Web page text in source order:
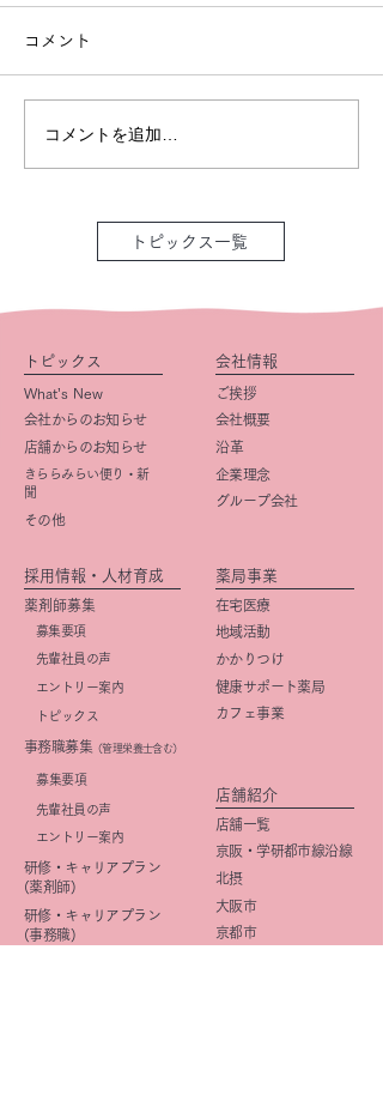
コメント
コメントを追加…
トピックス一覧
トピックス
What’s New
会社からのお知らせ
店舗からのお知らせ
きららみらい便り・新
聞
その他
会社情報
ご挨拶
会社概要
​沿革
企業理念
グループ会社
採用情報・人材育成
薬剤師募集
募集要項
先輩社員の声
エントリー案内
トピックス
事務職募集 （管理栄養士含む）
​募集要項
先輩社員の声
エントリー案内
研修・キャリアプラン
(薬剤師)
研修・キャリアプラン
(事務職)
薬局事業
在宅医療
地域活動
かかりつけ
健康サポート薬局
カフェ事業
店舗紹介
店舗一覧
京阪・学研都市線沿線
北摂
大阪市
京都市